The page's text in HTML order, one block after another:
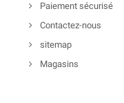
Paiement sécurisé
Contactez-nous
sitemap
Magasins